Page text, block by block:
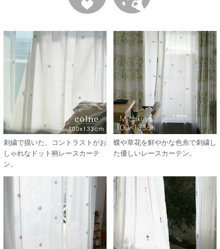
刺繍で描いた、コントラストがお
しゃれなドット柄レースカーテ
ン。
蝶や草花を鮮やかな色糸で刺繍し
た優しいレースカーテン。